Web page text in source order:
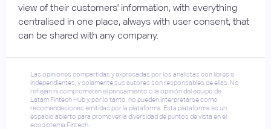
view of their customers' information, with everything
centralised in one place, always with user consent, that
can be shared with any company.
Las opiniones compartidas y expresadas por los analistas son libres e
independientes, y solamente sus autores son responsables de ellas. No
reflejan ni comprometen el pensamiento o la opinión del equipo de
Latam Fintech Hub y, por lo tanto, no pueden interpretarse como
recomendaciones emitidas por la plataforma. Esta plataforma es un
espacio abierto para promover la diversidad de puntos de vista en el
ecosistema Fintech.